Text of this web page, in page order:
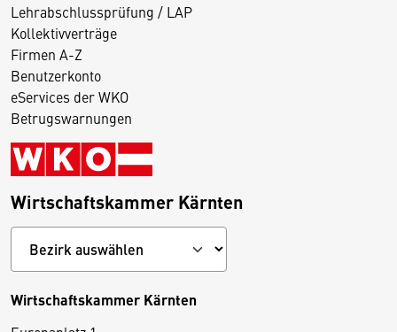
Lehrabschlussprüfung / LAP
Kollektivverträge
Firmen A-Z
Benutzerkonto
eServices der WKO
Betrugswarnungen
Wirtschaftskammer Kärnten
Wirtschaftskammer Kärnten